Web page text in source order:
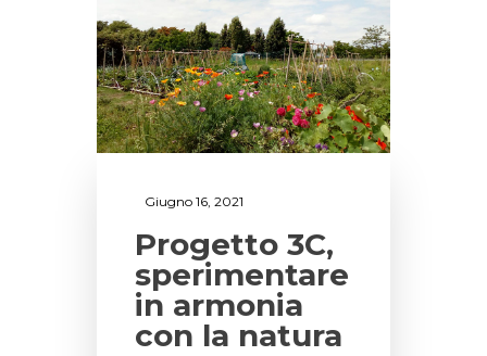
Giugno 16, 2021
Progetto 3C,
sperimentare
in armonia
con la natura